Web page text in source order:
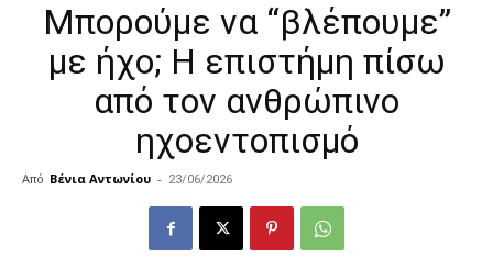
Μπορούμε να “βλέπουμε”
με ήχο; Η επιστήμη πίσω
από τον ανθρώπινο
ηχοεντοπισμό
Από Βένια Αντωνίου - 23/06/2026